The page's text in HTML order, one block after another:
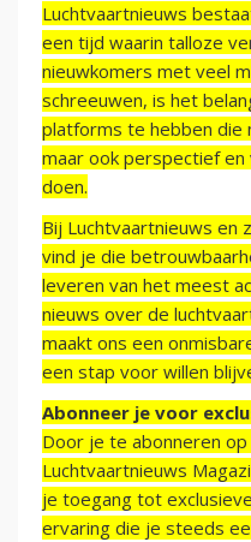
Luchtvaartnieuws
een tijd waarin talloze
nieuwkomers met veel
schreeuwen, is het
platforms te hebben die
maar ook perspectief
doen.
Bij Luchtvaartnieuws en
vind je die
leveren van het meest
nieuws over de
maakt ons een
een stap voor willen
Abonneer je voor
Door je te abonneren
Luchtvaartnieuws
je toegang tot
ervaring die je steeds